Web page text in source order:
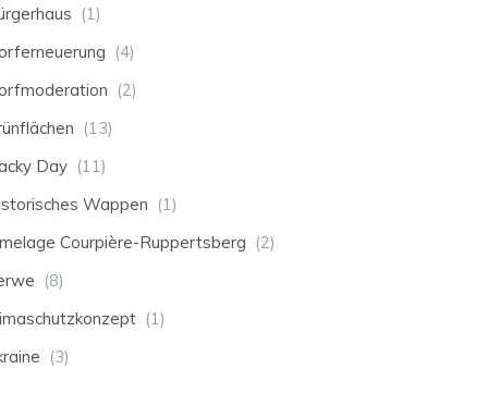
(1)
(4)
(2)
(13)
Day (11)
Wappen (1)
Courpière-Ruppertsberg (2)
(8)
(1)
(3)